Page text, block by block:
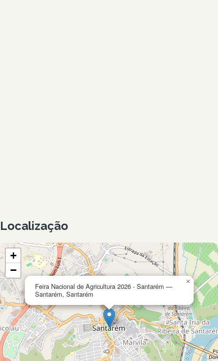
Localização
Feira Nacional de Agricultura 2026 - Santarém —
Santarém, Santarém
×
+
−